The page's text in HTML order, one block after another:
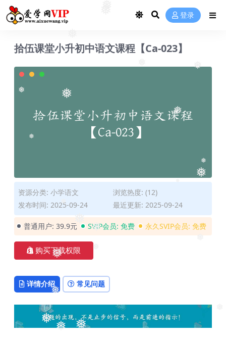
❅
❅
❅
❅
❅
❅
登录
拾伍课堂小升初中语文课程【Ca-023】
资源分类: 小学语文
浏览热度: (12)
发布时间: 2025-09-24
最近更新: 2025-09-24
普通用户: 39.9元 SVIP会员: 免费 永久SVIP会员: 免费
购买下载权限
详情介绍 常见问题